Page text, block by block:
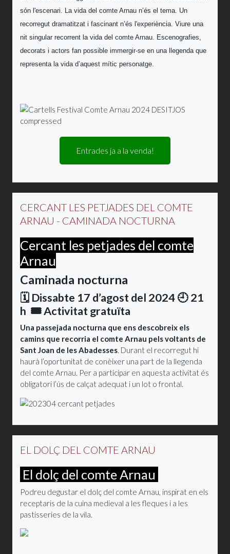
són l'escenari. La vida del comte Arnau n’és el tema. Un
recorregut dramatitzat i fascinant n’és l'experiència. Viure una
nit singular recorrent la vida del comte Arnau. Escenografies,
decorats i actors fan possible immergir-se en una llegenda que
representa la vida d’aquest mític personatge.
Entrades ja a la venda!
CERCANT LES PETJADES DEL COMTE
ARNAU - CAMINADA NOCTURNA
Cercant les petjades del comte
Arnau
Caminada nocturna
🗓️ Dissabte 17 d’agost del 2024 🕘 21
h 🎟️ Activitat gratuïta
Una passejada nocturna que ens descobreix els
camins que recorria el comte Arnau pels voltants de
Sant Joan de les Abadesses. Durant el recorregut hi
haurà l’oportunitat de conèixer una part de la llegenda
del comte Arnau. Per a participar en aquesta activitat és
obligatori l’ús de calçat adequat i un lot o frontal.
EL DOLÇ DEL COMTE ARNAU
El dolç del comte Arnau
Podreu degustar el dolç del comte Arnau, inspirat en els
receptaris de la cuina medieval a les fleques i a les
pastisseries de la vila.